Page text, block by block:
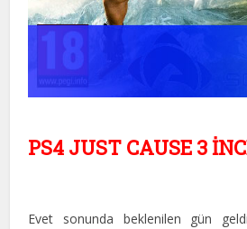
PS4 JUST CAUSE 3
Evet sonunda beklenilen gün